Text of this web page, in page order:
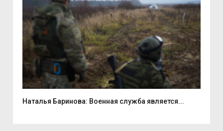
Наталья Баринова: Военная служба является...